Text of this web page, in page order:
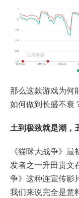
那么这款游戏为何
如何做到长盛不衰
土到极致就是潮，
《猫咪大战争》
发者之一升田贵文
争》这种连宣传影
我们来说完全是意